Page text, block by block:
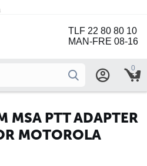
TLF 22 80 80 10
MAN-FRE 08-16
0
MSA PTT ADAPTER
MOTOROLA